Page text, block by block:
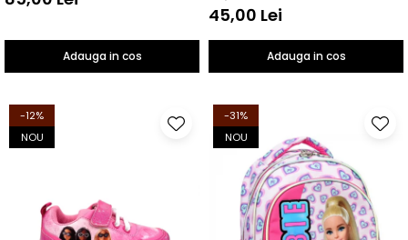
Adauga in cos
45,00 Lei
Adauga in cos
-12%
NOU
-31%
NOU